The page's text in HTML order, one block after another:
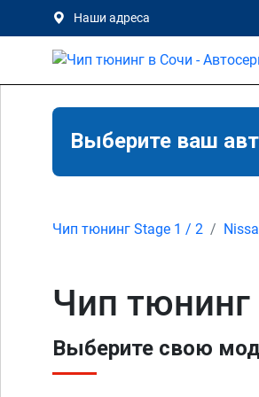
Наши адреса
Выберите ваш
Чип тюнинг Stage 1 / 2
Чип тюнинг
Выберите свою